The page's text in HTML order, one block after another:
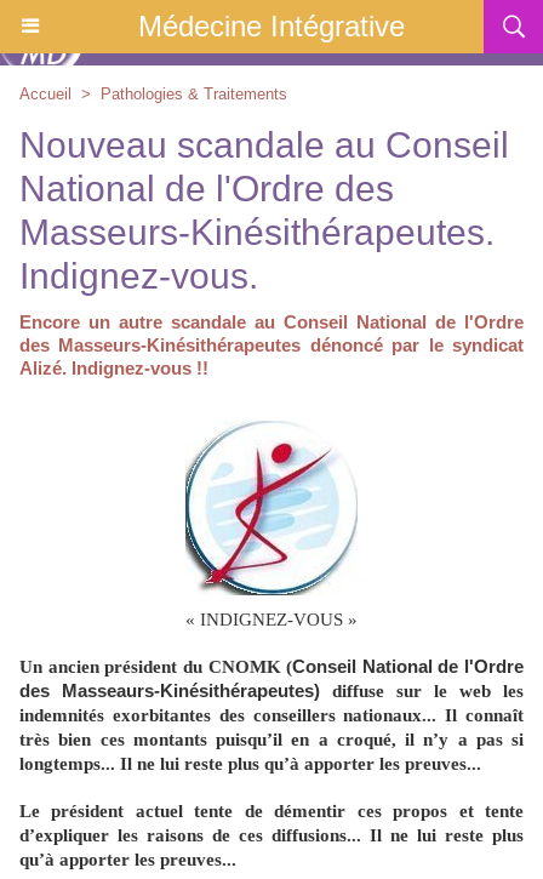
Médecine Intégrative
Accueil > Pathologies & Traitements
Nouveau scandale au Conseil
National de l'Ordre des
Masseurs-Kinésithérapeutes.
Indignez-vous.
Encore un autre scandale au Conseil National de l'Ordre
des Masseurs-Kinésithérapeutes dénoncé par le syndicat
Alizé. Indignez-vous !!
« INDIGNEZ-VOUS »
Un ancien président du CNOMK(Conseil National de l'Ordre
des Masseaurs-Kinésithérapeutes)
diffuse sur le web les
indemnités exorbitantes des conseillers nationaux... Il connaît
très bien ces montants puisqu’il en a croqué, il n’y a pas si
longtemps... Il ne lui reste plus qu’à apporter les preuves...
Le président actuel tente de démentir ces propos et tente
d’expliquer les raisons de ces diffusions... Il ne lui reste plus
qu’à apporter les preuves...